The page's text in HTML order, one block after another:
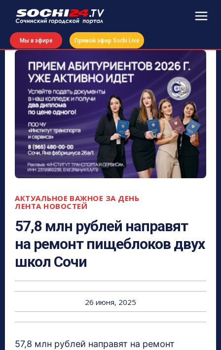
Мы в эфире Прямой эфир Sochi Live
АКТУАЛЬНОЕ ВАЖНОЕ ЗА ДЕНЬ
ЛЕНТА НОВОСТЕЙ
57,8 млн рублей направят
на ремонт пищеблоков двух
школ Сочи
26 июня, 2025
57,8 млн рублей направят на ремонт